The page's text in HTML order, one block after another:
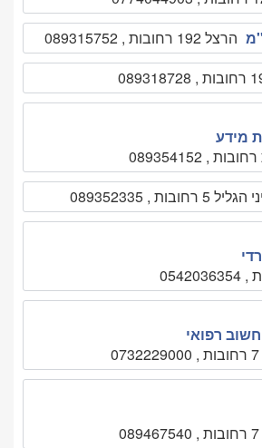
הרצל 192 רחובות , 089315752
מידע
5 רחובות , 089352335
רפואי